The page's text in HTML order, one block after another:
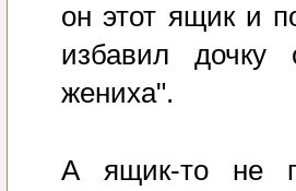
он этот ящик и
избавил дочку
жениха".
А ящик-то не